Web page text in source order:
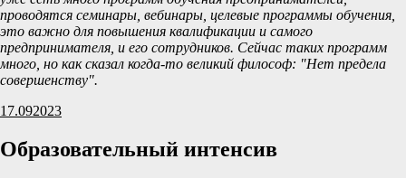
проводятся семинары, вебинары, целевые программы обучения,
это важно для повышения квалификации и самого
предпринимателя, и его сотрудников. Сейчас таких программ
много, но как сказал когда-то великий философ: "Нет предела
совершенству".
17.092023
Образовательный интенсив